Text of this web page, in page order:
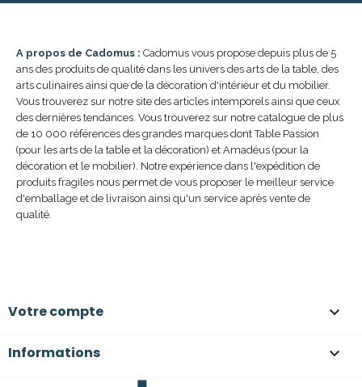
A propos de Cadomus : Cadomus vous propose depuis plus de 5
ans des produits de qualité dans les univers des arts de la table, des
arts culinaires ainsi que de la décoration d'intérieur et du mobilier.
Vous trouverez sur notre site des articles intemporels ainsi que ceux
des dernières tendances. Vous trouverez sur notre catalogue de plus
de 10 000 références des grandes marques dont Table Passion
(pour les arts de la table et la décoration) et Amadéus (pour la
décoration et le mobilier). Notre expérience dans l'expédition de
produits fragiles nous permet de vous proposer le meilleur service
d'emballage et de livraison ainsi qu'un service après vente de
qualité.
Votre compte 
Informations 